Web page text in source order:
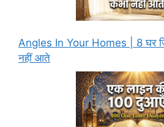
Angles In Your Homes | 8 घर
नहीं आते